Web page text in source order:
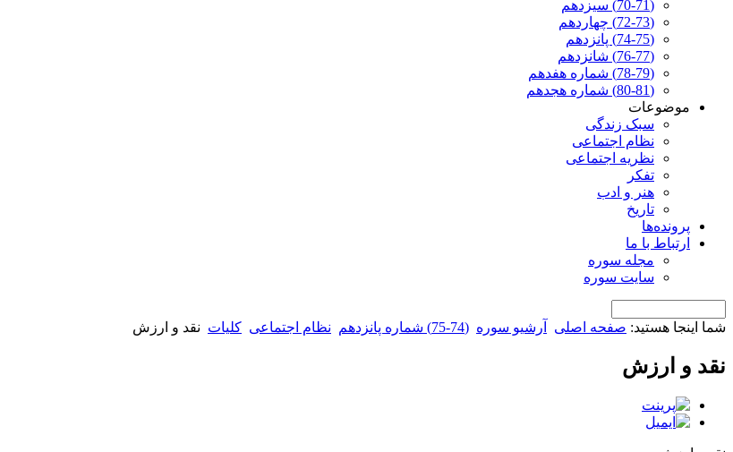
(70-71) سیزدهم
(72-73) چهاردهم
(74-75) پانزدهم
(76-77) شانزدهم
(78-79) شماره هفدهم
(80-81) شماره هجدهم
موضوعات
سبک زندگی
نظام اجتماعی
نظریه اجتماعی
تفکر
هنر و ادب
تاریخ
پرونده‌ها
ارتباط با ما
مجله سوره
سایت سوره
شما اینجا هستید: صفحه اصلی آرشیو سوره (74-75) شماره پانزدهم نظام اجتماعی کلیات نقد و ارزش
نقد و ارزش